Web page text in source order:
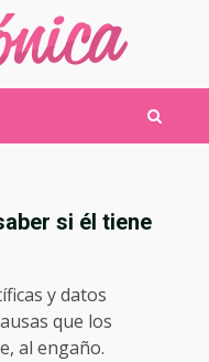
si él tiene
y datos
que los
al engaño.